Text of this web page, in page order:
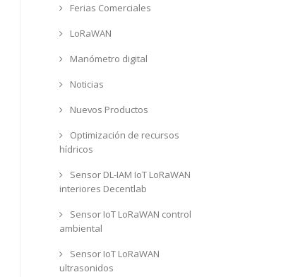
Ferias Comerciales
LoRaWAN
Manómetro digital
Noticias
Nuevos Productos
Optimización de recursos
hídricos
Sensor DL-IAM IoT LoRaWAN
interiores Decentlab
Sensor IoT LoRaWAN control
ambiental
Sensor IoT LoRaWAN
ultrasonidos